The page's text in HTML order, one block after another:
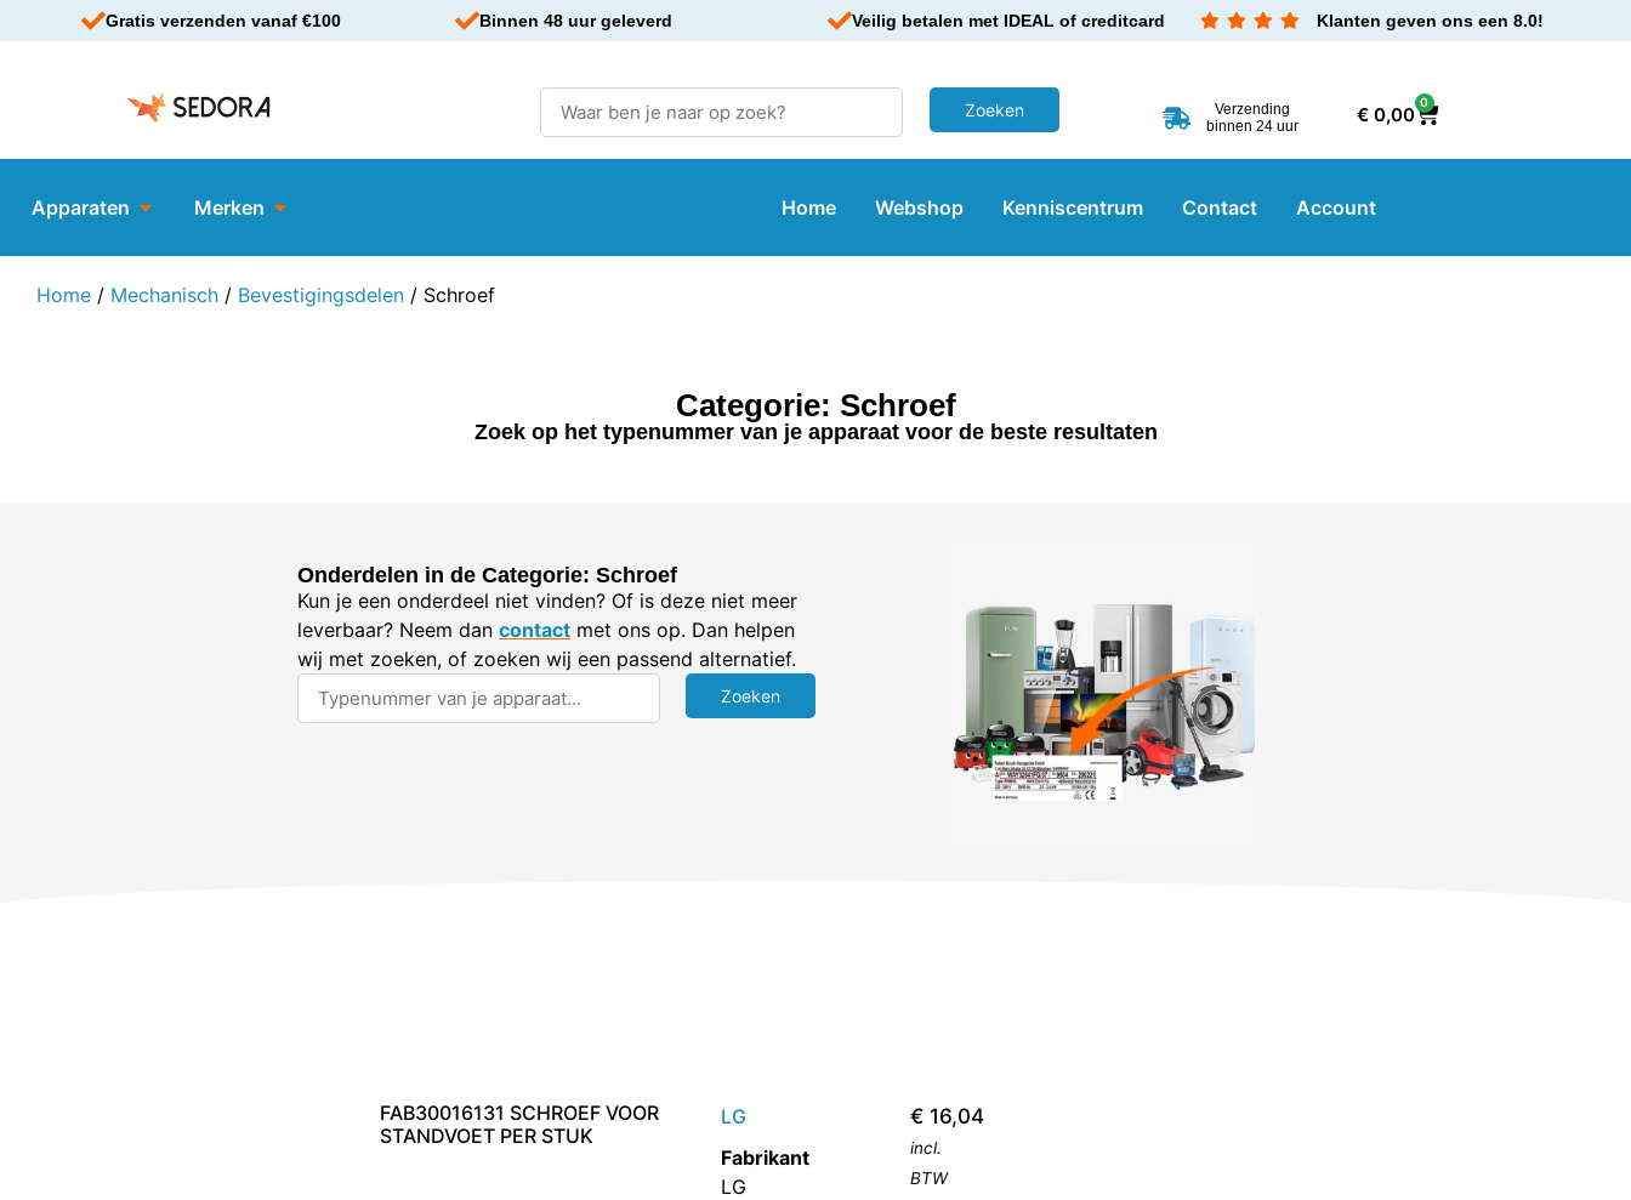
Gratis verzenden vanaf €100 Binnen 48 uur geleverd Veilig betalen met IDEAL of creditcard Klanten geven ons een 8.0!
Verzending
binnen 24 uur
€0,00
0
Apparaten Merken Home Webshop Kenniscentrum Contact Account
Home / Mechanisch / Bevestigingsdelen / Schroef
Categorie: Schroef
Zoek op het typenummer van je apparaat voor de beste resultaten
Onderdelen in de Categorie: Schroef
Kun je een onderdeel niet vinden? Of is deze niet meer
leverbaar? Neem dancontact met ons op. Dan helpen
wij met zoeken, of zoeken wij een passend alternatief.
FAB30016131 SCHROEF VOOR
STANDVOET PER STUK
LG
Fabrikant
LG
€ 16,04
incl.
BTW